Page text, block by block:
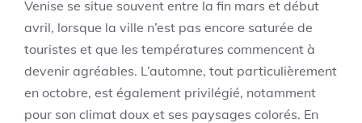
Venise se situe souvent entre la fin mars et début
avril, lorsque la ville n’est pas encore saturée de
touristes et que les températures commencent à
devenir agréables. L’automne, tout particulièrement
en octobre, est également privilégié, notamment
pour son climat doux et ses paysages colorés. En